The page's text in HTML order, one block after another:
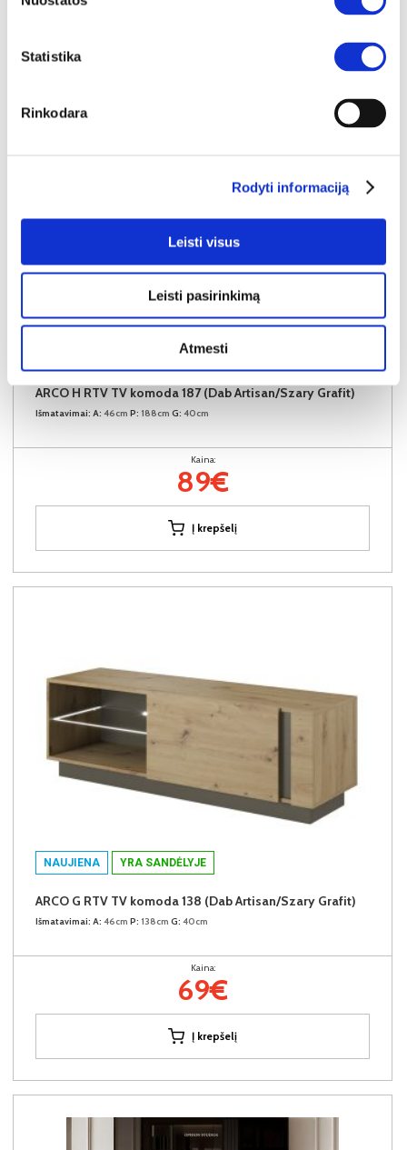
Statistika
Rinkodara
Rodyti informaciją
Leisti visus
Leisti pasirinkimą
Atmesti
YRA SANDĖLYJE
ARCO H RTV TV komoda 187 (Dab Artisan/Szary Grafit)
Išmatavimai: A: 46cm P: 188cm G: 40cm
Kaina:
89€
Į krepšelį
NAUJIENA YRA SANDĖLYJE
ARCO G RTV TV komoda 138 (Dab Artisan/Szary Grafit)
Išmatavimai: A: 46cm P: 138cm G: 40cm
Kaina:
69€
Į krepšelį